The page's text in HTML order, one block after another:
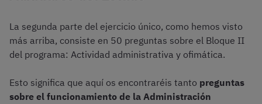
La segunda parte del ejercicio único, como hemos visto
más arriba, consiste en 50 preguntas sobre el Bloque II
del programa: Actividad administrativa y ofimática.
Esto significa que aquí os encontraréis tanto preguntas
sobre el funcionamiento de la Administración